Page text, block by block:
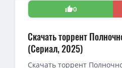
0
Скачать торрент
(Сериал, 2025)
Скачать торрент